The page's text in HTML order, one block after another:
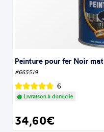
Peinture pour fer Noir mat
#665519
6
Livraison à domicile
34,60€